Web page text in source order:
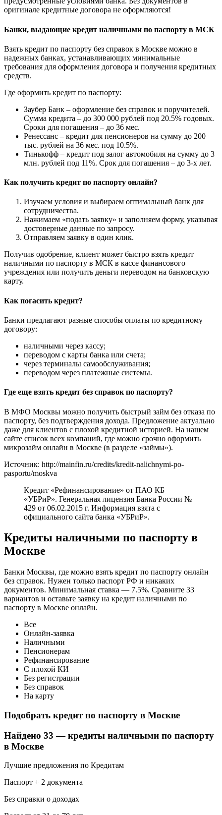
оригинале кредитные договора не оформляются!
Банки, выдающие кредит наличными по паспорту в МСК
Взять кредит по паспорту без справок в Москве можно в
надежных банках, устанавливающих минимальные
требования для оформления договора и получения кредитных
средств.
Где оформить кредит по паспорту:
Заубер Банк – оформление без справок и поручителей.
Сумма кредита – до 300 000 рублей под 20.5% годовых.
Сроки для погашения – до 36 мес.
Ренессанс – кредит для пенсионеров на сумму до 200
тыс. рублей на 36 мес. под 10.5%.
Тинькофф – кредит под залог автомобиля на сумму до 3
млн. рублей под 11%. Срок для погашения – до 3-х лет.
Как получить кредит по паспорту онлайн?
Изучаем условия и выбираем оптимальный банк для
сотрудничества.
Нажимаем «подать заявку» и заполняем форму, указывая
достоверные данные по запросу.
Отправляем заявку в один клик.
Получив одобрение, клиент может быстро взять кредит
наличными по паспорту в МСК в кассе финансового
учреждения или получить деньги переводом на банковскую
карту.
Как погасить кредит?
Банки предлагают разные способы оплаты по кредитному
договору:
наличными через кассу;
переводом с карты банка или счета;
через терминалы самообслуживания;
переводом через платежные системы.
Где еще взять кредит без справок по паспорту?
В МФО Москвы можно получить быстрый займ без отказа по
паспорту, без подтверждения дохода. Предложение актуально
даже для клиентов с плохой кредитной историей. На нашем
сайте список всех компаний, где можно срочно оформить
микрозайм онлайн в Москве (в разделе «займы»).
Источник: http://mainfin.ru/credits/kredit-nalichnymi-po-
pasportu/moskva
Кредит «Рефинансирование» от ПАО КБ
«УБРиР». Генеральная лицензия Банка России №
429 от 06.02.2015 г. Информация взята с
официального сайта банка «УБРиР».
Кредиты наличными по паспорту в
Москве
Банки Москвы, где можно взять кредит по паспорту онлайн
без справок. Нужен только паспорт РФ и никаких
документов. Минимальная ставка — 7.5%. Сравните 33
вариантов и оставьте заявку на кредит наличными по
паспорту в Москве онлайн.
Все
Онлайн-заявка
Наличными
Пенсионерам
Рефинансирование
С плохой КИ
Без регистрации
Без справок
На карту
Подобрать кредит по паспорту в Москве
Найдено 33 — кредиты наличными по паспорту
в Москве
Лучшие предложения по Кредитам
Паспорт + 2 документа
Без справки о доходах